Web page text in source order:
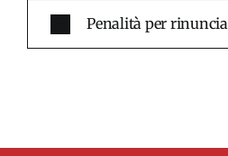
Penalità per rinuncia